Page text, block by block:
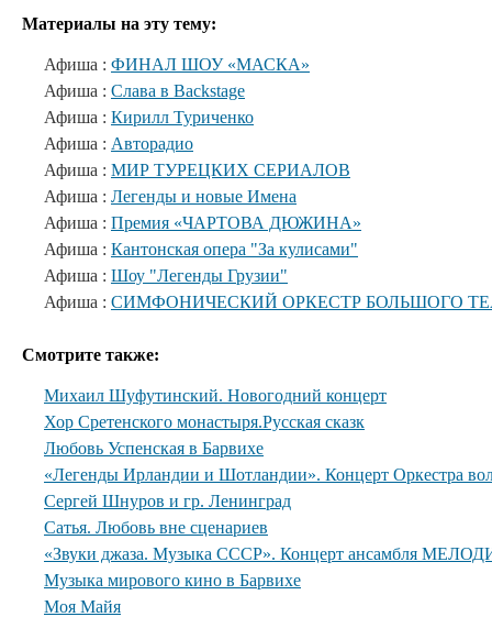
Материалы на эту тему:
Афиша : ФИНАЛ ШОУ «МАСКА»
Афиша : Слава в Backstage
Афиша : Кирилл Туриченко
Афиша : Авторадио
Афиша : МИР ТУРЕЦКИХ СЕРИАЛОВ
Афиша : Легенды и новые Имена
Афиша : Премия «ЧАРТОВА ДЮЖИНА»
Афиша : Кантонская опера "За кулисами"
Афиша : Шоу "Легенды Грузии"
Афиша : СИМФОНИЧЕСКИЙ ОРКЕСТР БОЛЬШОГО
Смотрите также:
Михаил Шуфутинский. Новогодний концерт
Хор Сретенского монастыря.Русская сказк
Любовь Успенская в Барвихе
«Легенды Ирландии и Шотландии». Концерт Оркестра
Сергей Шнуров и гр. Ленинград
Сатья. Любовь вне сценариев
«Звуки джаза. Музыка СССР». Концерт ансамбля
Музыка мирового кино в Барвихе
Моя Майя